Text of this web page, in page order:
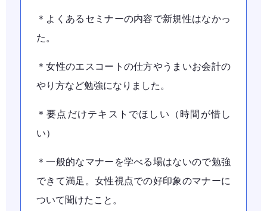
＊よくあるセミナーの内容で新規性はなかっ
た。
＊女性のエスコートの仕方やうまいお会計の
やり方など勉強になりました。
＊要点だけテキストでほしい（時間が惜し
い）
＊一般的なマナーを学べる場はないので勉強
できて満足。女性視点での好印象のマナーに
ついて聞けたこと。